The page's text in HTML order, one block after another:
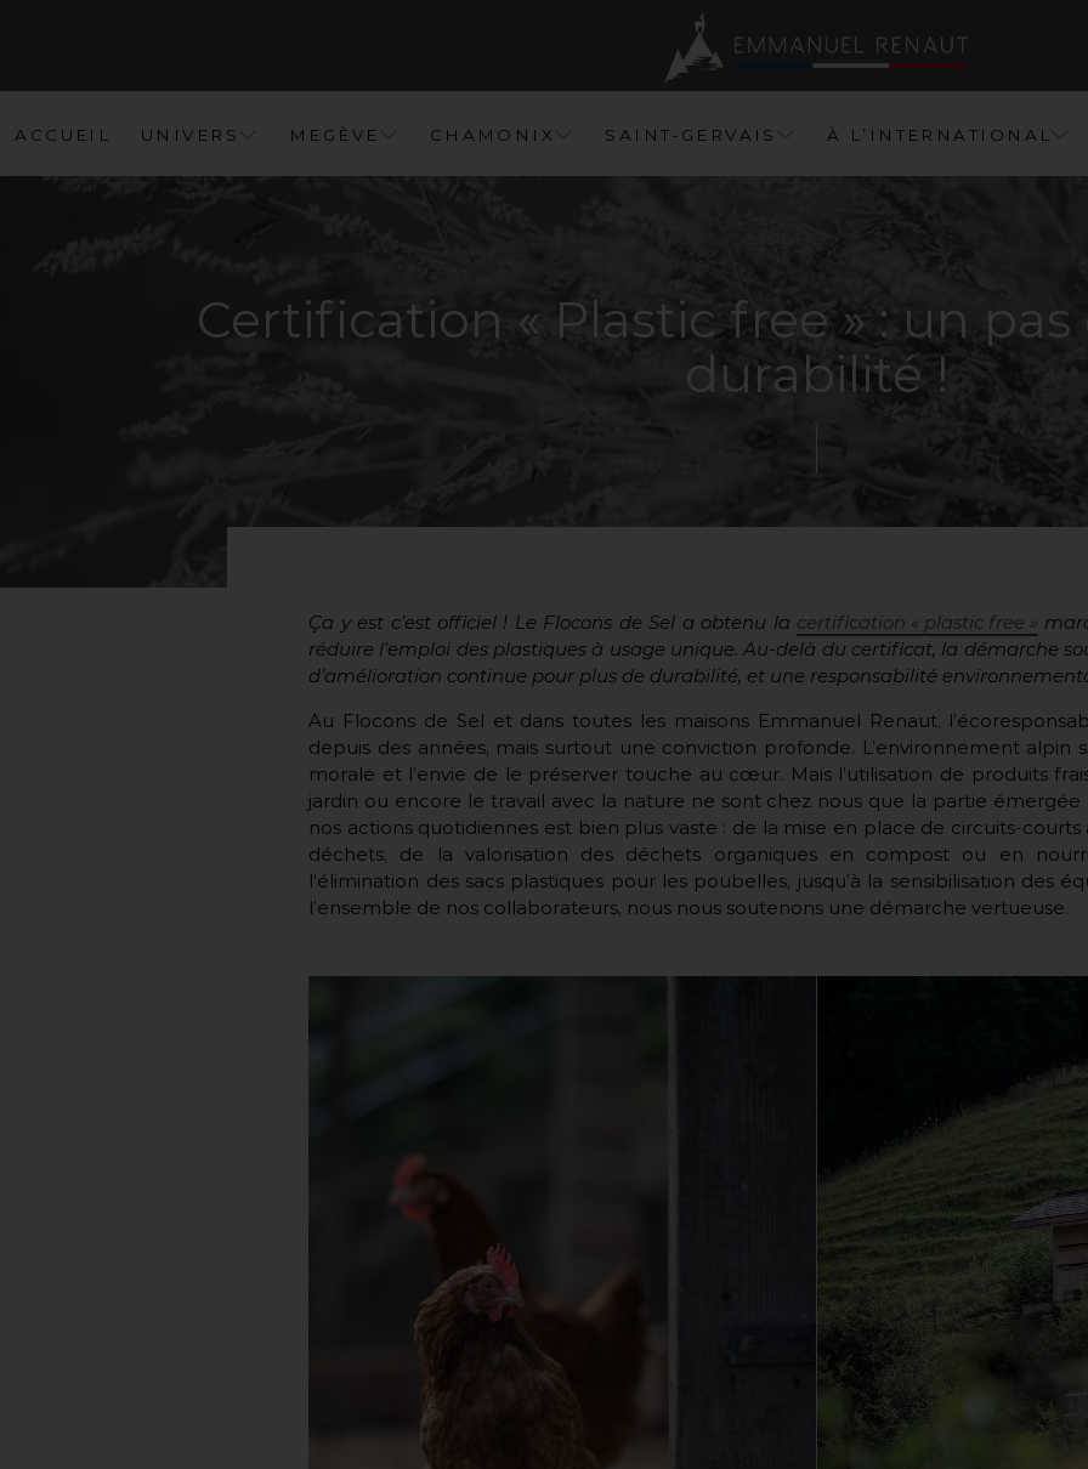
A C C U E I L U N IV E R S M E G È V E C H A M O N I X S A I N T- G E RV A I S À L ’ I N T E R N A T I O N A L
Certification « Plastic free » : un pas
durabilité !
Ça y est c’est officiel ! Le Flocons de Sel a obtenu la certification « plastic free »
réduire l’emploi des plastiques à usage unique. Au-delà du certificat, la démarche
d’amélioration continue pour plus de durabilité, et une responsabilité
Au Flocons de Sel et dans toutes les maisons Emmanuel Renaut,
depuis des années, mais surtout une conviction profonde. L’environnement alpin
morale et l’envie de le préserver touche au cœur. Mais l’utilisation de produits
jardin ou encore le travail avec la nature ne sont chez nous que la partie émergée
nos actions quotidiennes est bien plus vaste : de la mise en place de circuits-
déchets, de la valorisation des déchets organiques en compost ou en
l’élimination des sacs plastiques pour les poubelles, jusqu’à la sensibilisation des
l’ensemble de nos collaborateurs, nous nous soutenons une démarche vertueuse.